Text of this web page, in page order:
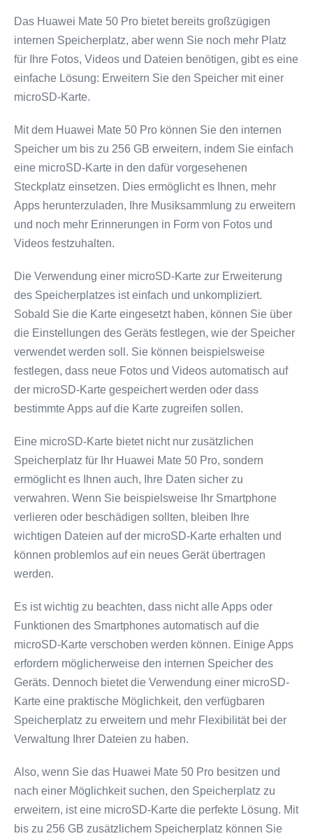
Das Huawei Mate 50 Pro bietet bereits großzügigen
internen Speicherplatz, aber wenn Sie noch mehr Platz
für Ihre Fotos, Videos und Dateien benötigen, gibt es eine
einfache Lösung: Erweitern Sie den Speicher mit einer
microSD-Karte.
Mit dem Huawei Mate 50 Pro können Sie den internen
Speicher um bis zu 256 GB erweitern, indem Sie einfach
eine microSD-Karte in den dafür vorgesehenen
Steckplatz einsetzen. Dies ermöglicht es Ihnen, mehr
Apps herunterzuladen, Ihre Musiksammlung zu erweitern
und noch mehr Erinnerungen in Form von Fotos und
Videos festzuhalten.
Die Verwendung einer microSD-Karte zur Erweiterung
des Speicherplatzes ist einfach und unkompliziert.
Sobald Sie die Karte eingesetzt haben, können Sie über
die Einstellungen des Geräts festlegen, wie der Speicher
verwendet werden soll. Sie können beispielsweise
festlegen, dass neue Fotos und Videos automatisch auf
der microSD-Karte gespeichert werden oder dass
bestimmte Apps auf die Karte zugreifen sollen.
Eine microSD-Karte bietet nicht nur zusätzlichen
Speicherplatz für Ihr Huawei Mate 50 Pro, sondern
ermöglicht es Ihnen auch, Ihre Daten sicher zu
verwahren. Wenn Sie beispielsweise Ihr Smartphone
verlieren oder beschädigen sollten, bleiben Ihre
wichtigen Dateien auf der microSD-Karte erhalten und
können problemlos auf ein neues Gerät übertragen
werden.
Es ist wichtig zu beachten, dass nicht alle Apps oder
Funktionen des Smartphones automatisch auf die
microSD-Karte verschoben werden können. Einige Apps
erfordern möglicherweise den internen Speicher des
Geräts. Dennoch bietet die Verwendung einer microSD-
Karte eine praktische Möglichkeit, den verfügbaren
Speicherplatz zu erweitern und mehr Flexibilität bei der
Verwaltung Ihrer Dateien zu haben.
Also, wenn Sie das Huawei Mate 50 Pro besitzen und
nach einer Möglichkeit suchen, den Speicherplatz zu
erweitern, ist eine microSD-Karte die perfekte Lösung. Mit
bis zu 256 GB zusätzlichem Speicherplatz können Sie